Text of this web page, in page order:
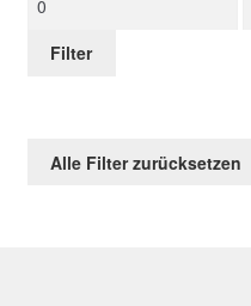
Preis
Filter
Alle Filter zurücksetzen